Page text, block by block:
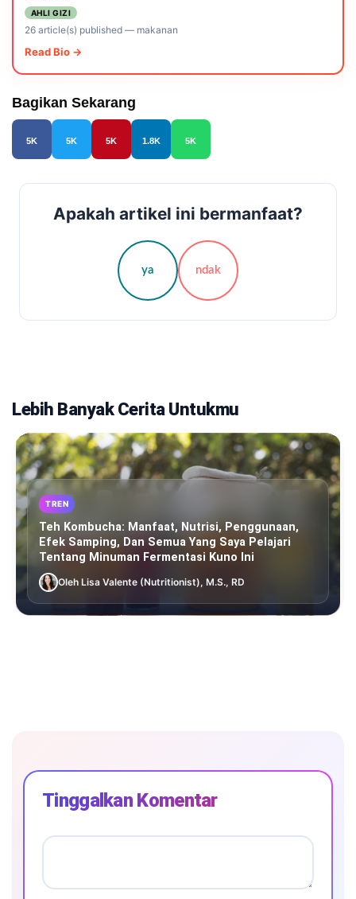
AHLI GIZI
26 article(s) published— makanan
Read Bio →
Bagikan Sekarang
5K 5K 5K 1.8K 5K
Apakah artikel ini bermanfaat?
ya ndak
Lebih Banyak Cerita Untukmu
TREN
Teh Kombucha: Manfaat, Nutrisi, Penggunaan,
Efek Samping, Dan Semua Yang Saya Pelajari
Tentang Minuman Fermentasi Kuno Ini
Oleh Lisa Valente (Nutritionist), M.S., RD
Tinggalkan Komentar